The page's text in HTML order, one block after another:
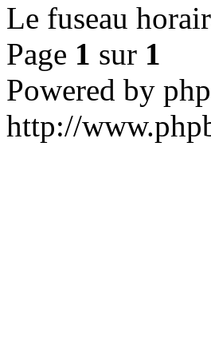
Le fuseau
Page 1 sur 1
Powered by
http://